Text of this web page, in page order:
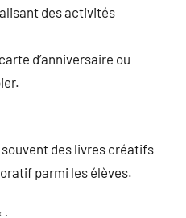
des activités
d’anniversaire ou
des livres créatifs
parmi les élèves.